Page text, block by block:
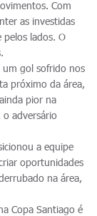
Com
as investidas
pelos lados. O
um gol sofrido nos
próximo da área,
pior na
adversário
a equipe
oportunidades
na área,
Copa Santiago é